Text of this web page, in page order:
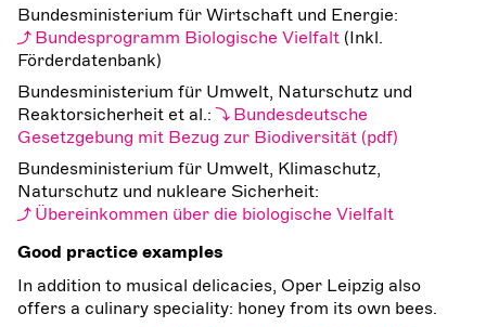
Bundesministerium für Wirtschaft und Energie:
Bundesprogramm Biologische Vielfalt (Inkl.
Förderdatenbank)
Bundesministerium für Umwelt, Naturschutz und
Reaktorsicherheit et al.:
Bundesdeutsche
Gesetzgebung mit Bezug zur Biodiversität
Bundesministerium für Umwelt, Klimaschutz,
Naturschutz und nukleare Sicherheit:
Übereinkommen über die biologische Vielfalt
Good practice examples
In addition to musical delicacies, Oper Leipzig also
offers a culinary speciality: honey from its own bees.